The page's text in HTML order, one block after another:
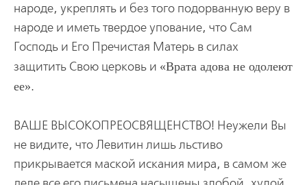
народе, укреплять и без того подорванную веру в
народе и иметь твердое упование, что Сам
Господь и Его Пречистая Матерь в силах
защитить Свою церковь и
Врата адова не одолеют
ее .
ВАШЕ ВЫСОКОПРЕОСВЯЩЕНСТВО! Неужели Вы
не видите, что Левитин лишь льстиво
прикрывается маской искания мира, в самом же